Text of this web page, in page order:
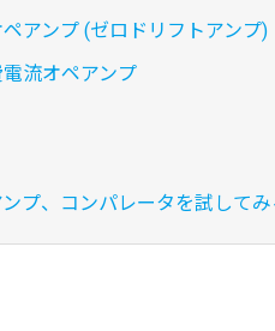
アンプ (ゼロドリフトアンプ)
流オペアンプ
プ、コンパレータを試してみ